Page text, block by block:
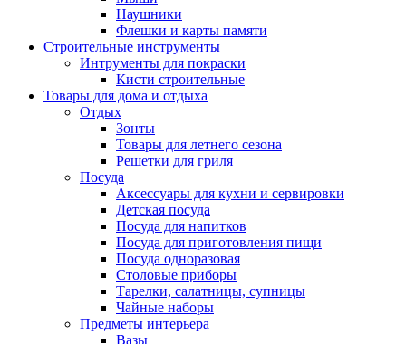
Наушники
Флешки и карты памяти
Строительные инструменты
Интрументы для покраски
Кисти строительные
Товары для дома и отдыха
Отдых
Зонты
Товары для летнего сезона
Решетки для гриля
Посуда
Аксессуары для кухни и сервировки
Детская посуда
Посуда для напитков
Посуда для приготовления пищи
Посуда одноразовая
Столовые приборы
Тарелки, салатницы, супницы
Чайные наборы
Предметы интерьера
Вазы